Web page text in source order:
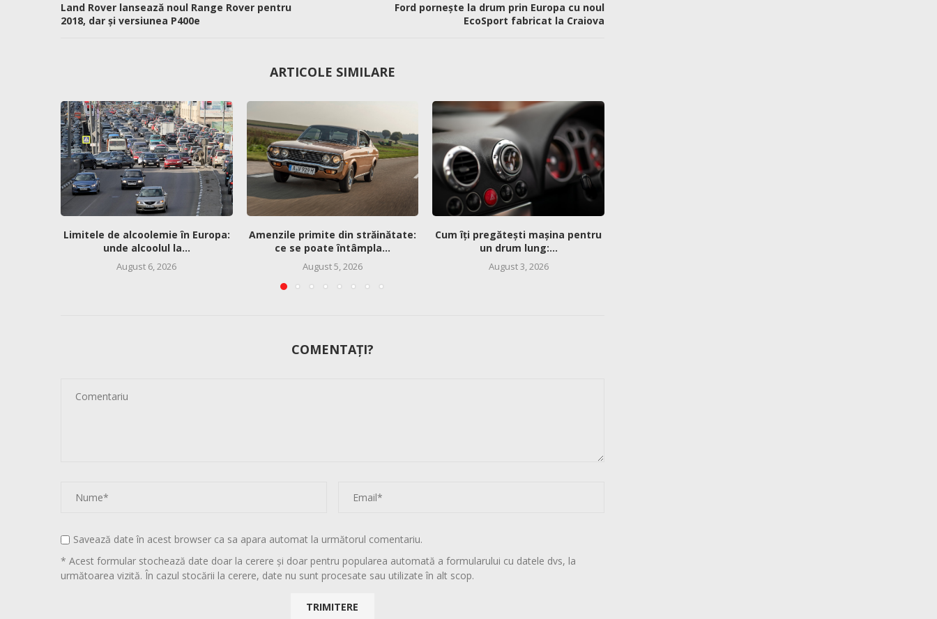
Land Rover lansează noul Range Rover pentru
2018, dar și versiunea P400e
Ford pornește la drum prin Europa cu noul
EcoSport fabricat la Craiova
ARTICOLE SIMILARE
Limitele de alcoolemie în Europa:
unde alcoolul la...
August 6, 2026
Amenzile primite din străinătate:
ce se poate întâmpla...
August 5, 2026
Cum îți pregătești mașina pentru
un drum lung:...
August 3, 2026
COMENTAȚI?
Savează date în acest browser ca sa apara automat la următorul comentariu.
* Acest formular stochează date doar la cerere și doar pentru popularea automată a formularului cu datele dvs, la
următoarea vizită. În cazul stocării la cerere, date nu sunt procesate sau utilizate în alt scop.